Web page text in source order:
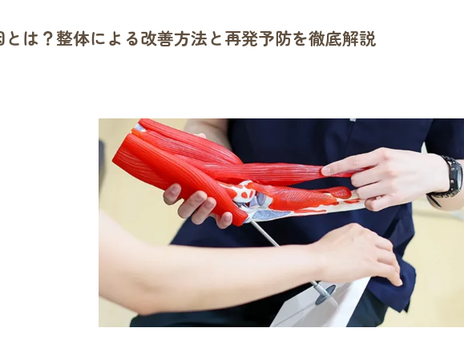
は？整体による改善方法と再発予防を徹底解説